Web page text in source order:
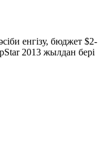
енгізу, бюджет $2-
2013 жылдан бері